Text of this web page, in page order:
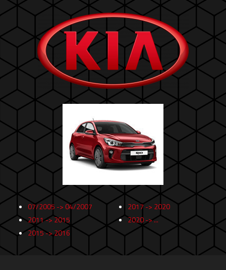
07/2005 -> 04/2007
2011 -> 2015
2015 -> 2016
2017 -> 2020
2020 -> ...